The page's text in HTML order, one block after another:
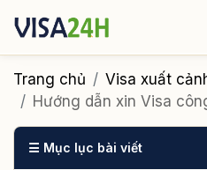
Visa xuất cảnh Visa
Tư vấn ngay qua Zalo
Trang chủ
Visa xuất
Hướng dẫn xin Visa
☰ Mục lục bài viết